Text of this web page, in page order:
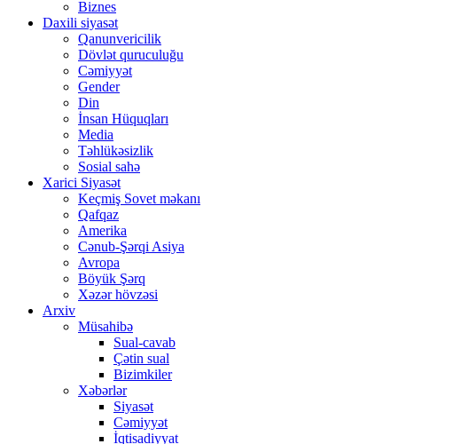
Biznes
Daxili siyasət
Qanunvericilik
Dövlət quruculuğu
Cəmiyyət
Gender
Din
İnsan Hüquqları
Media
Təhlükəsizlik
Sosial sahə
Xarici Siyasət
Keçmiş Sovet məkanı
Qafqaz
Amerika
Cənub-Şərqi Asiya
Avropa
Böyük Şərq
Xəzər hövzəsi
Arxiv
Müsahibə
Sual-cavab
Çətin sual
Bizimkiler
Xəbərlər
Siyasət
Cəmiyyət
İqtisadiyyat